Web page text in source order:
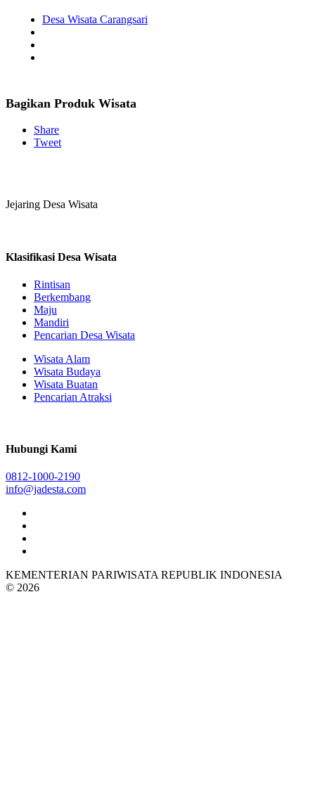
Desa Wisata Carangsari
Bagikan Produk Wisata
Share
Tweet
Jejaring Desa Wisata
Klasifikasi Desa Wisata
Rintisan
Berkembang
Maju
Mandiri
Pencarian Desa Wisata
Wisata Alam
Wisata Budaya
Wisata Buatan
Pencarian Atraksi
Hubungi Kami
0812-1000-2190
info@jadesta.com
KEMENTERIAN PARIWISATA REPUBLIK INDONESIA
© 2026